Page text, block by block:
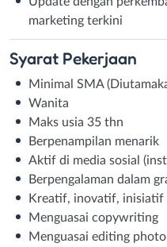
marketing terkini
Syarat Pekerjaan
Minimal SMA
Wanita
Maks usia 35 thn
Berpenampilan menarik
Aktif di media sosial
Berpengalaman dalam
Kreatif, inovatif, inisiatif
Menguasai copywriting
Menguasai editing